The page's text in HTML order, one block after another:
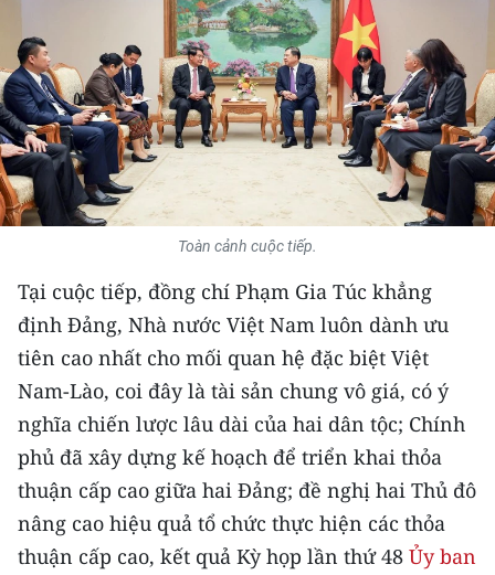
KHOA HỌC - CÔNG NGHỆ
MÔI TRƯỜNG
BẠN ĐỌC
KIỂM CHỨNG THÔNG TIN
TRI THỨC CHUYÊN SÂU
54 DÂN TỘC VIỆT NAM
CHƯƠNG TRÌNH OCOP - MỖI XÃ
MỘT SẢN PHẨM
RADIO
MEDIA CENTER
Toàn cảnh cuộc tiếp.
Tại cuộc tiếp, đồng chí Phạm Gia Túc khẳng
định Đảng, Nhà nước Việt Nam luôn dành ưu
tiên cao nhất cho mối quan hệ đặc biệt Việt
Nam-Lào, coi đây là tài sản chung vô giá, có ý
nghĩa chiến lược lâu dài của hai dân tộc; Chính
phủ đã xây dựng kế hoạch để triển khai thỏa
thuận cấp cao giữa hai Đảng; đề nghị hai Thủ đô
nâng cao hiệu quả tổ chức thực hiện các thỏa
thuận cấp cao, kết quả Kỳ họp lần thứ 48 Ủy ban